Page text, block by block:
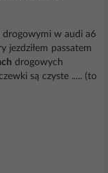
drogowymi w audi a6
jezdziłem passatem
drogowych
są czyste ..... (to